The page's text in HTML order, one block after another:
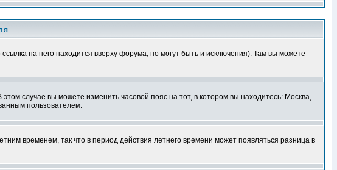
на него находится вверху форума, но могут быть и исключения). Там вы можете
случае вы можете изменить часовой пояс на тот, в котором вы находитесь: Москва,
пользователем.
временем, так что в период действия летнего времени может появляться разница в